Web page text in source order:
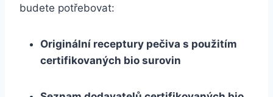
budete potřebovat:
Originální receptury pečiva ‌s použitím
certifikovaných bio surovin